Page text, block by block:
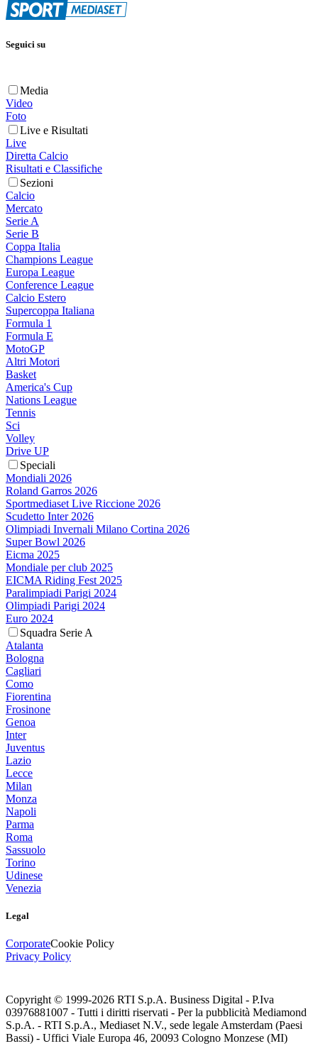
Seguici su
Media
Video
Foto
Live e Risultati
Live
Diretta Calcio
Risultati e Classifiche
Sezioni
Calcio
Mercato
Serie A
Serie B
Coppa Italia
Champions League
Europa League
Conference League
Calcio Estero
Supercoppa Italiana
Formula 1
Formula E
MotoGP
Altri Motori
Basket
America's Cup
Nations League
Tennis
Sci
Volley
Drive UP
Speciali
Mondiali 2026
Roland Garros 2026
Sportmediaset Live Riccione 2026
Scudetto Inter 2026
Olimpiadi Invernali Milano Cortina 2026
Super Bowl 2026
Eicma 2025
Mondiale per club 2025
EICMA Riding Fest 2025
Paralimpiadi Parigi 2024
Olimpiadi Parigi 2024
Euro 2024
Squadra Serie A
Atalanta
Bologna
Cagliari
Como
Fiorentina
Frosinone
Genoa
Inter
Juventus
Lazio
Lecce
Milan
Monza
Napoli
Parma
Roma
Sassuolo
Torino
Udinese
Venezia
Legal
CorporateCookie Policy
Privacy Policy
Copyright © 1999-2026 RTI S.p.A. Business Digital - P.Iva
03976881007 - Tutti i diritti riservati - Per la pubblicità Mediamond
S.p.A. - RTI S.p.A., Mediaset N.V., sede legale Amsterdam (Paesi
Bassi) - Uffici Viale Europa 46, 20093 Cologno Monzese (MI)